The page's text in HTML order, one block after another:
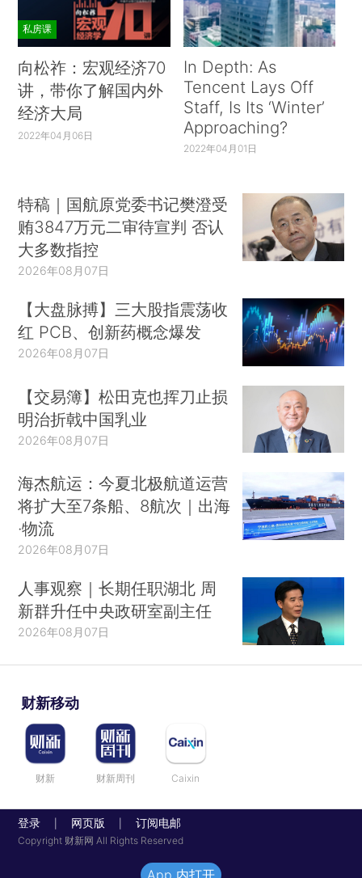
私房课
向松祚：宏观经济70
讲，带你了解国内外
经济大局
2022年04月06日
In Depth: As
Tencent Lays Off
Staff, Is Its ‘Winter’
Approaching?
2022年04月01日
特稿｜国航原党委书记樊澄受
贿3847万元二审待宣判 否认
大多数指控
2026年08月07日
【大盘脉搏】三大股指震荡收
红 PCB、创新药概念爆发
2026年08月07日
【交易簿】松田克也挥刀止损
明治折戟中国乳业
2026年08月07日
海杰航运：今夏北极航道运营
将扩大至7条船、8航次｜出海
·物流
2026年08月07日
人事观察｜长期任职湖北 周
新群升任中央政研室副主任
2026年08月07日
财新移动
财新 财新周刊 Caixin
登录 网页版 订阅电邮
Copyright 财新网 All Rights Reserved
App 内打开